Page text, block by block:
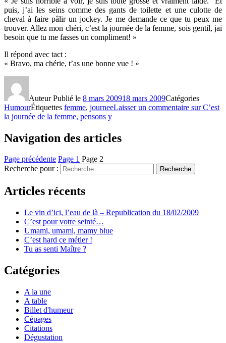
puis, j’ai les seins comme des gants de toilette et une culotte de
cheval à faire pâlir un jockey. Je me demande ce que tu peux me
trouver. Allez mon chéri, c’est la journée de la femme, sois gentil, jai
besoin que tu me fasses un compliment! »
Il répond avec tact :
« Bravo, ma chérie, t’as une bonne vue ! »
AuteurPublié le 8 mars 200918 mars 2009Catégories
HumourÉtiquettes femme, journeeLaisser un commentaire sur C’est
la journée de la femme, pensons y
Navigation des articles
Page précédente Page 1 Page 2
Recherche pour :
Recherche
Articles récents
Le vin d’ici, l’eau de là – Republication du 18/02/2009
C’est pour votre seinté…
Umami, umami, mamy blue
C’est hard ce métier !
Tu as senti Maître ?
Catégories
A la une
A table
Billet d'humeur
Cépages
Citations
Dégustation